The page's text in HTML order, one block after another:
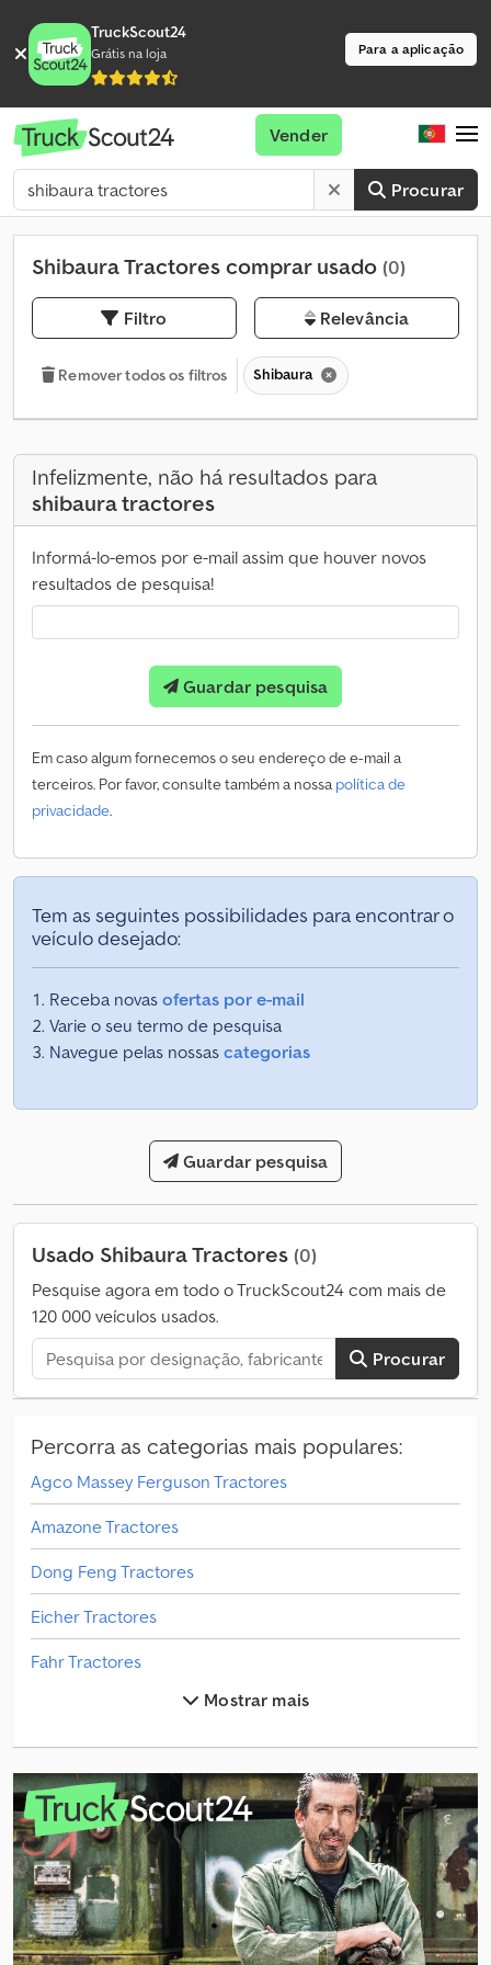
TruckScout24
Grátis na loja Para a aplicação
Procurar
Vender
Shibaura Tractores comprar usado (0)
Filtro Relevância
Remover todos os filtros Shibaura
Infelizmente, não há resultados para
shibaura tractores
Informá-lo-emos por e-mail assim que houver novos
resultados de pesquisa!
Guardar pesquisa
Em caso algum fornecemos o seu endereço de e-mail a
terceiros. Por favor, consulte também a nossa política de
privacidade.
Tem as seguintes possibilidades para encontrar o
veículo desejado:
Receba novas ofertas por e-mail
Varie o seu termo de pesquisa
Navegue pelas nossas categorias
Guardar pesquisa
Usado Shibaura Tractores (0)
Pesquise agora em todo o TruckScout24 com mais de
120 000 veículos usados.
Procurar
Percorra as categorias mais populares:
Agco Massey Ferguson Tractores
Amazone Tractores
Dong Feng Tractores
Eicher Tractores
Fahr Tractores
Fortschritt Tractores
Hanomag Tractores
Holder Tractores
Iseki Tractores
Kleine Tecnologia Da Beterraba
Mostrar mais